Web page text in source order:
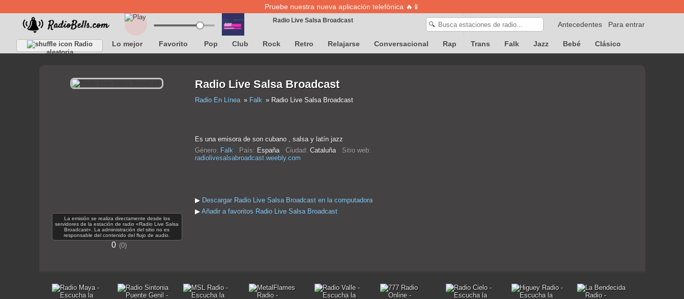
Pruebe nuestra nueva aplicación telefónica 🔥📱
Para entrar
Antecedentes
🔍
Radio Live Salsa Broadcast
Radio
aleatoria
Lo mejor Favorito Pop Club Rock Retro Relajarse Conversacional Rap Trans Falk Jazz Bebé Clásico
La emisión se realiza directamente desde los
servidores de la estación de radio «Radio Live Salsa
Broadcast». La administración del sitio no es
responsable del contenido del flujo de audio.
0 0
Radio Live Salsa Broadcast
Radio En Línea Falk Radio Live Salsa Broadcast
Es una emisora de son cubano , salsa y latín jazz
Género: Falk País: España Ciudad: Cataluña Sitio web:
radiolivesalsabroadcast.weebly.com
▶ Descargar Radio Live Salsa Broadcast en la computadora
▶ Añadir a favoritos Radio Live Salsa Broadcast